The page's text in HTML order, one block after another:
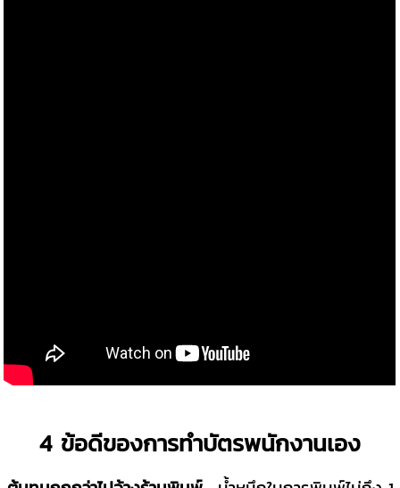
4 ข้อดีของการทำบัตรพนักงานเอง